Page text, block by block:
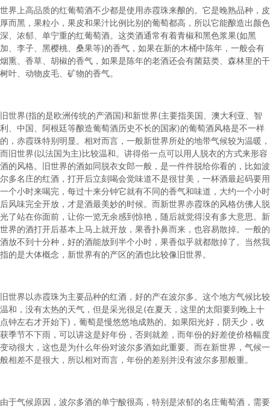
世界上高品质的红葡萄酒不少都是使用赤霞珠来酿的。它是晚熟品种，皮
厚而黑，果粒小，果皮和果汁比例比别的葡萄都高，所以它能酿造出颜色
深、浓郁、单宁重的红葡萄酒。这类酒通常有着青椒和黑色浆果(如黑
加、李子、黑樱桃、桑果等)的香气，如果在新的木桶中陈年，一般会有
烟熏、香草、胡椒的香气，如果是陈年的老酒还会有菌菇类、森林里的干
树叶、动物皮毛、矿物的香气。
旧世界(指的是欧洲传统的产酒国)和新世界(主要指美国、澳大利亚、智
利、中国、阿根廷等酿造葡萄酒历史不长的国家)的葡萄酒风格是不一样
的，赤霞珠特别明显。相对而言，一般新世界所处的地带气候较为温暖，
而旧世界(以法国为主)比较温和。讲得俗一点可以用人脱衣的方式来形容
酒的风格。旧世界的酒如同脱衣女郎一般，是一件件脱给你看的，比如波
尔多名庄的红酒，打开后立刻喝会觉味道不是很甘美，一杯酒最起码要用
一个小时来喝完，每过十来分钟它就有不同的香气和味道，大约一个小时
后风味完全开放，才是酒最美妙的时候。而新世界赤霞珠的风格仿佛人脱
光了站在你面前，让你一览无余感到惊艳，随后就觉得没有多大意思。新
世界的酒打开后基本上马上就开放，果香扑鼻而来，也容易散掉。一般的
酒放不到十分种，好的酒能放到半个小时，果香似乎就都散掉了。当然我
指的是大体概念，新世界有的产区的酒也比较像旧世界。
旧世界以赤霞珠为主要品种的红酒，好的产在波尔多。这个地方气候比较
温和，没有太热的天气，但是采光很足(在夏天，这里的太阳要到晚上十
点钟左右才开始下)，葡萄是慢悠悠地成熟的。如果阳光好，阴天少，收
获季节不下雨，可以讲这是好年份，否则就差，而年份的好差使价格幅度
变动很大，这也是为什么年份对波尔多酒如此重要。而在新世界，气候一
般相差不是很大，所以相对而言，年份的差别并没有波尔多那般重。
由于气候原因，波尔多酒的单宁酸很高，特别是浓郁的名庄葡萄酒，需要